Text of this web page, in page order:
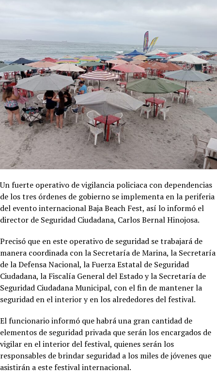
Un fuerte operativo de vigilancia policiaca con dependencias
de los tres órdenes de gobierno se implementa en la periferia
del evento internacional Baja Beach Fest, así lo informó el
director de Seguridad Ciudadana, Carlos Bernal Hinojosa.
Precisó que en este operativo de seguridad se trabajará de
manera coordinada con la Secretaría de Marina, la Secretaría
de la Defensa Nacional, la Fuerza Estatal de Seguridad
Ciudadana, la Fiscalía General del Estado y la Secretaría de
Seguridad Ciudadana Municipal, con el fin de mantener la
seguridad en el interior y en los alrededores del festival.
El funcionario informó que habrá una gran cantidad de
elementos de seguridad privada que serán los encargados de
vigilar en el interior del festival, quienes serán los
responsables de brindar seguridad a los miles de jóvenes que
asistirán a este festival internacional.